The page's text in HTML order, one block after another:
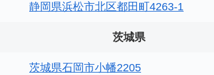
静岡県浜松市北区都田町4263-1
茨城県
茨城県石岡市小幡2205